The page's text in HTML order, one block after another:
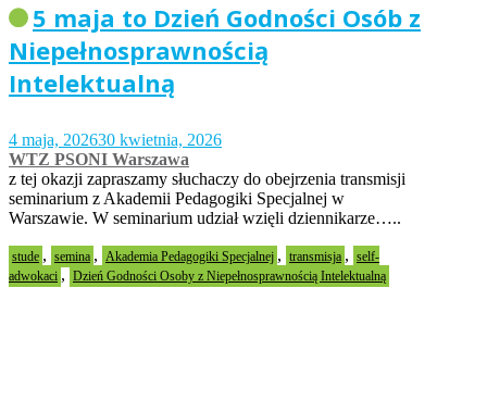
5 maja to Dzień Godności Osób z
Niepełnosprawnością
Intelektualną
4 maja, 202630 kwietnia, 2026
WTZ PSONI Warszawa
z tej okazji zapraszamy słuchaczy do obejrzenia transmisji
seminarium z Akademii Pedagogiki Specjalnej w
Warszawie. W seminarium udział wzięli dziennikarze…..
stude , semina , Akademia Pedagogiki Specjalnej , transmisja , self-
adwokaci , Dzień Godności Osoby z Niepełnosprawnością Intelektualną